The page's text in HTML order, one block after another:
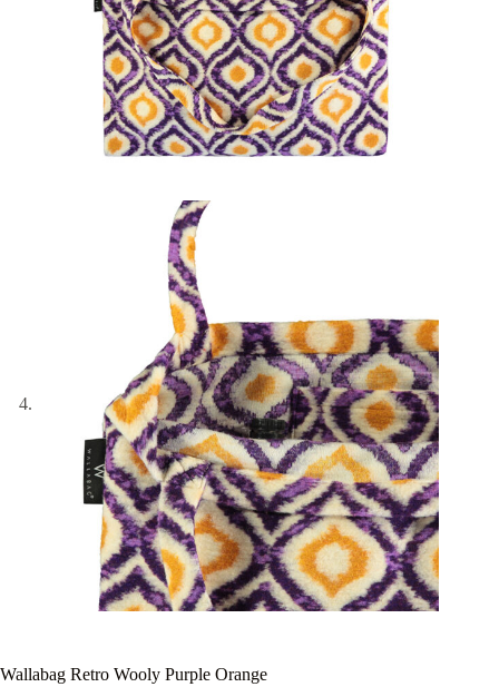
Wallabag Retro Wooly Purple Orange